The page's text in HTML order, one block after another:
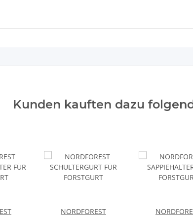
Kunden kauften dazu
NORDFOREST